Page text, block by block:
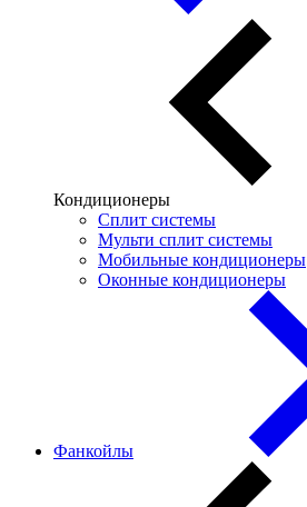
Кондиционеры
Сплит системы
Мульти сплит системы
Мобильные кондиционеры
Оконные кондиционеры
Фанкойлы